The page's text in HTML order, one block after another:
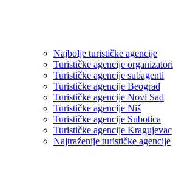
Najbolje turističke agencije
Turističke agencije organizatori
Turističke agencije subagenti
Turističke agencije Beograd
Turističke agencije Novi Sad
Turističke agencije Niš
Turističke agencije Subotica
Turističke agencije Kragujevac
Najtraženije turističke agencije